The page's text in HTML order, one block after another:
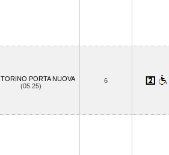
TORINO PORTA NUOVA
(05.25)
6